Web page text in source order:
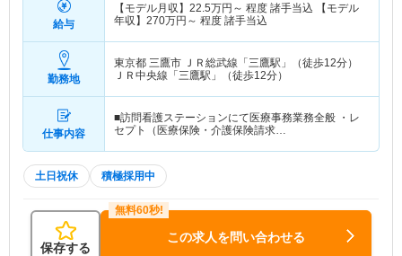
給与
【モデル月収】 22.5万円～ 程度 諸手当込 【モデル
年収】 270万円～ 程度 諸手当込
勤務地
東京都 三鷹市 ＪＲ総武線「三鷹駅」（徒歩12分）
ＪＲ中央線「三鷹駅」（徒歩12分）
仕事内容
■訪問看護ステーションにて医療事務業務全般 ・レ
セプト（医療保険・介護保険請求…
土日祝休 積極採用中
保存する
この求人を問い合わせる